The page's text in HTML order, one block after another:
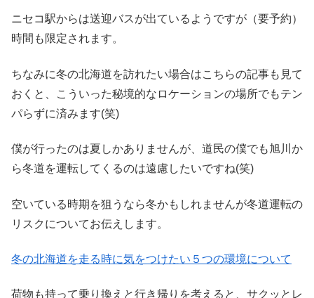
ニセコ駅からは送迎バスが出ているようですが（要予約）
時間も限定されます。
ちなみに冬の北海道を訪れたい場合はこちらの記事も見て
おくと、こういった秘境的なロケーションの場所でもテン
パらずに済みます(笑)
僕が行ったのは夏しかありませんが、道民の僕でも旭川か
ら冬道を運転してくるのは遠慮したいですね(笑)
空いている時期を狙うなら冬かもしれませんが冬道運転の
リスクについてお伝えします。
冬の北海道を走る時に気をつけたい５つの環境について
荷物も持って乗り換えと行き帰りを考えると、サクッとレ